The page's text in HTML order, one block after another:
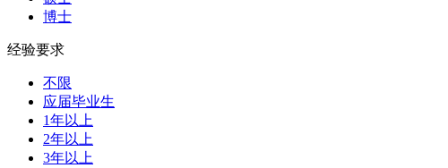
博士
经验要求
不限
应届毕业生
1年以上
2年以上
3年以上